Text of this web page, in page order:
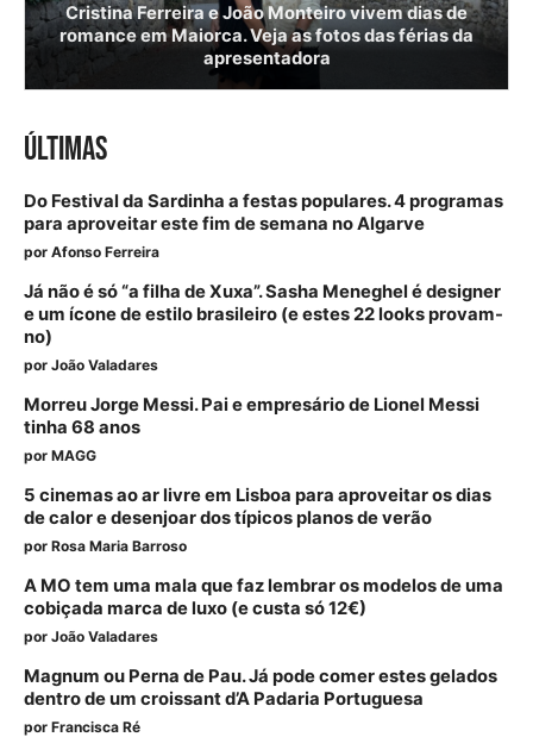
Cristina Ferreira e João Monteiro vivem dias de
romance em Maiorca. Veja as fotos das férias da
apresentadora
ÚLTIMAS
Do Festival da Sardinha a festas populares. 4 programas
para aproveitar este fim de semana no Algarve
por Afonso Ferreira
Já não é só “a filha de Xuxa”. Sasha Meneghel é designer
e um ícone de estilo brasileiro (e estes 22 looks provam-
no)
por João Valadares
Morreu Jorge Messi. Pai e empresário de Lionel Messi
tinha 68 anos
por MAGG
5 cinemas ao ar livre em Lisboa para aproveitar os dias
de calor e desenjoar dos típicos planos de verão
por Rosa Maria Barroso
A MO tem uma mala que faz lembrar os modelos de uma
cobiçada marca de luxo (e custa só 12€)
por João Valadares
Magnum ou Perna de Pau. Já pode comer estes gelados
dentro de um croissant d’A Padaria Portuguesa
por Francisca Ré